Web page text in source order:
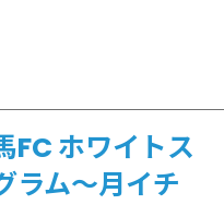
FC ホワイトス
ラム〜月イチ